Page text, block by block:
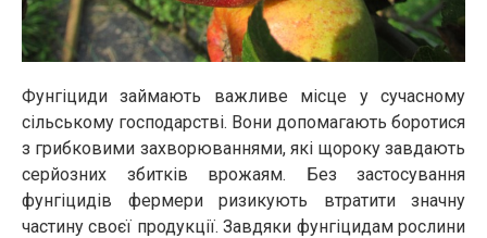
Фунгіциди займають важливе місце у сучасному
сільському господарстві. Вони допомагають боротися
з грибковими захворюваннями, які щороку завдають
серйозних збитків врожаям. Без застосування
фунгіцидів фермери ризикують втратити значну
частину своєї продукції. Завдяки фунгіцидам рослини